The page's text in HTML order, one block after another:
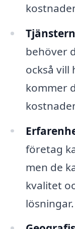
behöver
också vill
kommer
företag
men de
kvalitet
lösningar.